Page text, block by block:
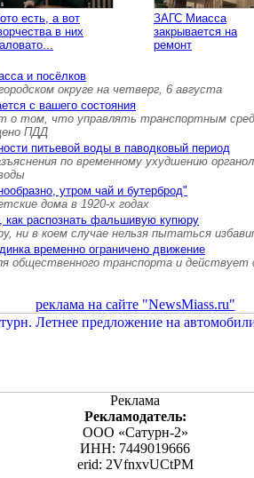
есть, а вот
в них
ЗАГС Миасса
закрывается на
ремонт
и посёлков
округе на четверг, 6 августа
с вашего состояния
о том, что управлять транспортным
ПДД
питьевой воды в паводковый период
по временному ухудшению
утром чай и бутерброд"
дома в 1920-х годах
как распознать фальшивую купюру
ни в коем случае нельзя пытаться
временно ограничено движение
общественного транспорта и действует
реклама на сайте "NewsMiass.ru"
Реклама
Рекламодатель:
ООО «Сатурн-2»
ИНН: 7449019666
erid: 2VfnxvUCtPM